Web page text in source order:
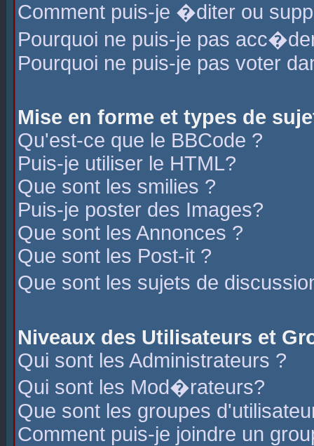
Comment puis-je �diter ou
Pourquoi ne puis-je pas
Pourquoi ne puis-je pas voter
Mise en forme et types de
Qu'est-ce que le BBCode ?
Puis-je utiliser le HTML?
Que sont les smilies ?
Puis-je poster des Images?
Que sont les Annonces ?
Que sont les Post-it ?
Que sont les sujets de
Niveaux des Utilisateurs et
Qui sont les Administrateurs ?
Qui sont les Mod�rateurs?
Que sont les groupes
Comment puis-je joindre un